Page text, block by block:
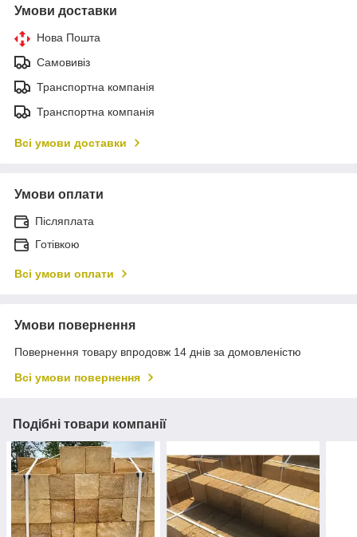
Умови доставки
Нова Пошта
Самовивіз
Транспортна компанія
Транспортна компанія
Всі умови доставки
Умови оплати
Післяплата
Готівкою
Всі умови оплати
Умови повернення
Повернення товару впродовж 14 днів за домовленістю
Всі умови повернення
Подібні товари компанії